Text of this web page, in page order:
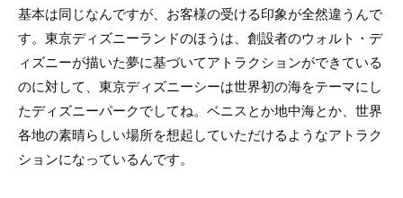
基本は同じなんですが、お客様の受ける印象が全然違うんで
す。東京ディズニーランドのほうは、創設者のウォルト・デ
ィズニーが描いた夢に基づいてアトラクションができている
のに対して、東京ディズニーシーは世界初の海をテーマにし
たディズニーパークでしてね。ベニスとか地中海とか、世界
各地の素晴らしい場所を想起していただけるようなアトラク
ションになっているんです。